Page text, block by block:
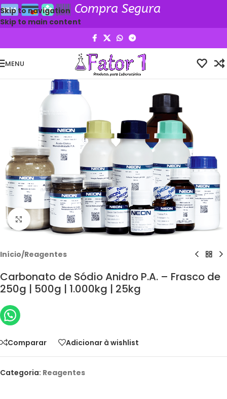
Skip to navigation
Skip to main content
Compra Segura
MENU
Clique para ampliar
Início/Reagentes
Carbonato de Sódio Anidro P.A. – Frasco de
250g | 500g | 1.000kg | 25kg
Comparar Adicionar à wishlist
Categoria: Reagentes